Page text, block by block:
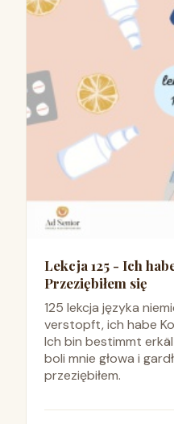
Lekcja 125 - Ich
Przeziębiłem się
125 lekcja języka
verstopft, ich habe
Ich bin bestimmt
boli mnie głowa i
przeziębiłem.